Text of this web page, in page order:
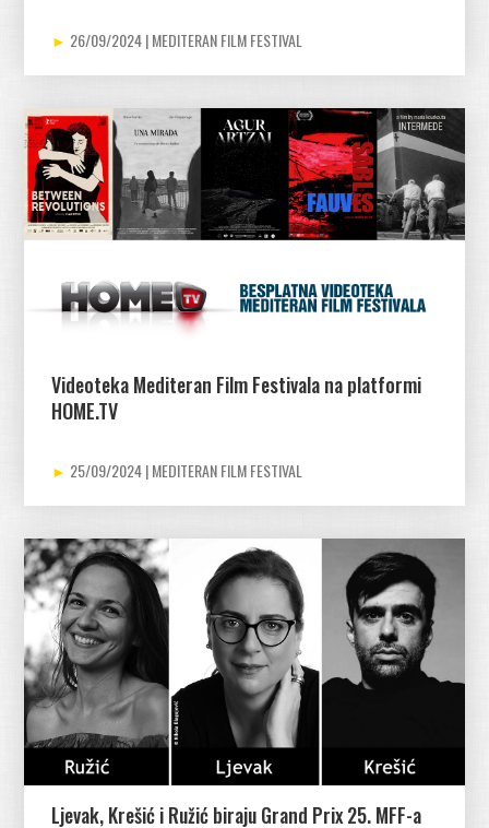
26/09/2024
Videoteka Mediteran Film Festivala na platformi
HOME.TV
25/09/2024
Ljevak, Krešić i Ružić biraju Grand Prix 25. MFF-a